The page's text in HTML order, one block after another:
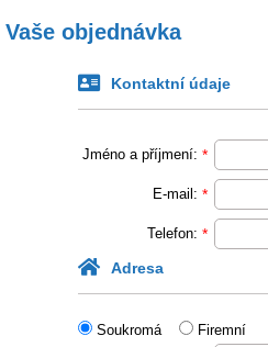
Vaše objednávka
Kontaktní údaje
Jméno a příjmení: *
E-mail: *
Telefon: *
Adresa
Soukromá
Firemní